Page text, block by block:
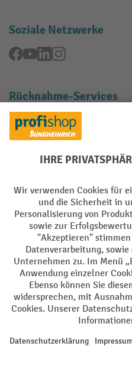
Soziale Netzwerke
Facebook
YouTubeLinkedInInstagram
Rücknahme-Services
Elektrogeräte Rückname
Batterie Rückname
Impressum
Barrierefreiheit
Alle Preise exkl. gesetzl.
Nachnahmegebühren, wenn nicht
¹ Der Rabatt gilt so lange der
oder Gutscheinen ist nicht